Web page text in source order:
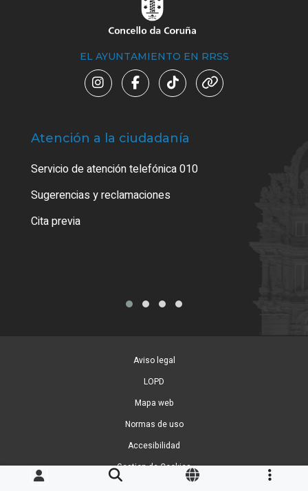
EL AYUNTAMIENTO EN RRSS
Atención a la ciudadanía
Servicio de atención telefónica 010
Sugerencias y reclamaciones
Cita previa
Aviso legal
LOPD
Mapa web
Normas de uso
Accesibilidad
Gestion de Cookies